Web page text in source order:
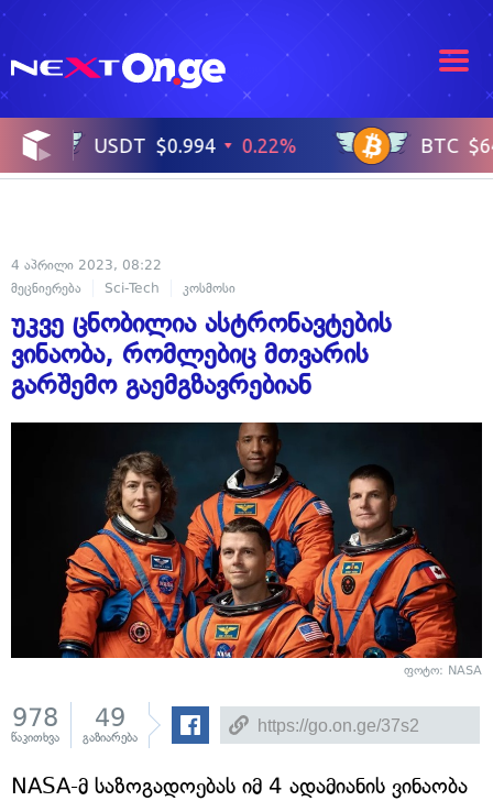
4 აპრილი 2023, 08:22
მეცნიერება
Sci-Tech კოსმოსი
უკვე ცნობილია ასტრონავტების
ვინაობა, რომლებიც მთვარის
გარშემო გაემგზავრებიან
ფოტო: NASA
978
წაკითხვა
49
გაზიარება
NASA-მ საზოგადოებას იმ 4 ადამიანის ვინაობა